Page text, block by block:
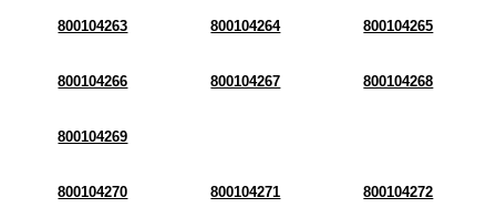
800104263 800104264 800104265
800104266 800104267 800104268
800104269
800104270 800104271 800104272